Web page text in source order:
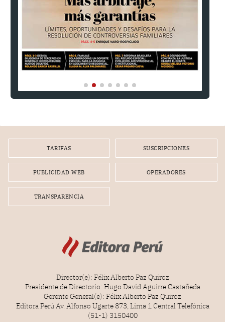
TARIFAS SUSCRIPCIONES
PUBLICIDAD WEB OPERADORES
TRANSPARENCIA
Director(e): Félix Alberto Paz Quiroz
Presidente de Directorio: Hugo David Aguirre Castañeda
Gerente General(e): Félix Alberto Paz Quiroz
Editora Perú Av. Alfonso Ugarte 873, Lima 1 Central Telefónica
(51-1) 3150400